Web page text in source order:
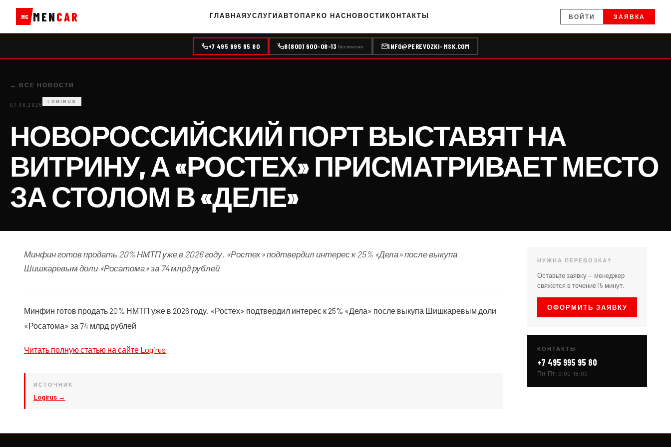
MC MENCAR ГЛАВНАЯУСЛУГИАВТОПАРКО НАСНОВОСТИКОНТАКТЫ ВОЙТИ ЗАЯВКА
+7 495 995 95 80 8(800) 600-08-13 бесплатно INFO@PEREVOZKI-MSK.COM
← ВСЕ НОВОСТИ
07.06.2026 LOGIRUS
НОВОРОССИЙСКИЙ ПОРТ ВЫСТАВЯТ НА
ВИТРИНУ, А «РОСТЕХ» ПРИСМАТРИВАЕТ МЕСТО
ЗА СТОЛОМ В «ДЕЛЕ»
Минфин готов продать 20% НМТП уже в 2026 году. «Ростех» подтвердил интерес к 25% «Дела» после выкупа
Шишкаревым доли «Росатома» за 74 млрд рублей
Минфин готов продать 20% НМТП уже в 2026 году. «Ростех» подтвердил интерес к 25% «Дела» после выкупа Шишкаревым доли
«Росатома» за 74 млрд рублей
Читать полную статью на сайте Logirus
ИСТОЧНИК
Logirus →
НУЖНА ПЕРЕВОЗКА?
Оставьте заявку — менеджер
свяжется в течение 15 минут.
ОФОРМИТЬ ЗАЯВКУ
КОНТАКТЫ
+7 495 995 95 80
Пн–Пт: 9:00–18:00